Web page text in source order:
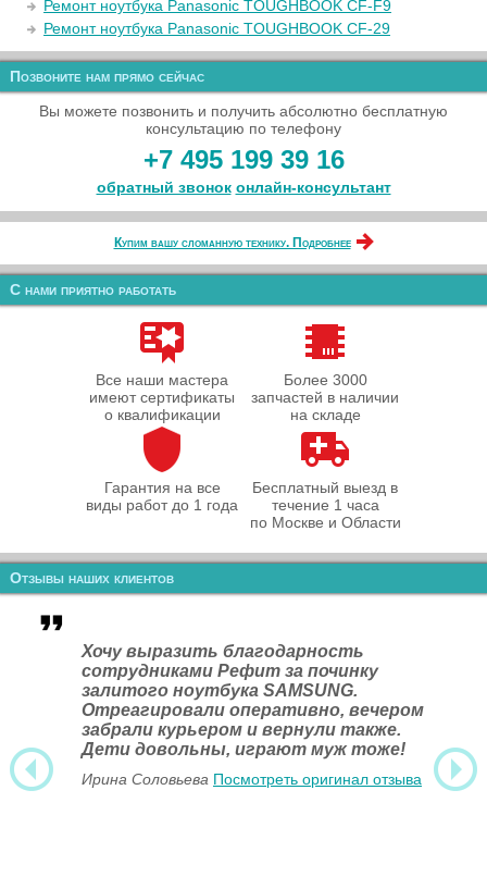
Ремонт ноутбука Panasonic TOUGHBOOK CF-F9
Ремонт ноутбука Panasonic TOUGHBOOK CF-29
Позвоните нам прямо сейчас
Вы можете позвонить и получить абсолютно бесплатную
консультацию по телефону
+7 495 199 39 16
обратный звонок онлайн‑консультант
Купим вашу сломанную технику. Подробнее
С нами приятно работать
Все наши мастера
имеют сертификаты
о квалификации
Более 3000
запчастей в наличии
на складе
Гарантия на все
виды работ до 1 года
Бесплатный выезд в
течение 1 часа
по Москве и Области
Отзывы наших клиентов
Хочу выразить благодарность
сотрудниками Рефит за починку
залитого ноутбука SAMSUNG.
Отреагировали оперативно, вечером
забрали курьером и вернули также.
Дети довольны, играют муж тоже!
Ирина Соловьева Посмотреть оригинал отзыва